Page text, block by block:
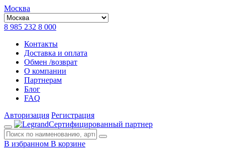
Москва
8 985 232 8 000
Контакты
Доставка и оплата
Обмен /возврат
О компании
Партнерам
Блог
FAQ
Авторизация Регистрация
Сертифицированный партнер
В избранном В корзине